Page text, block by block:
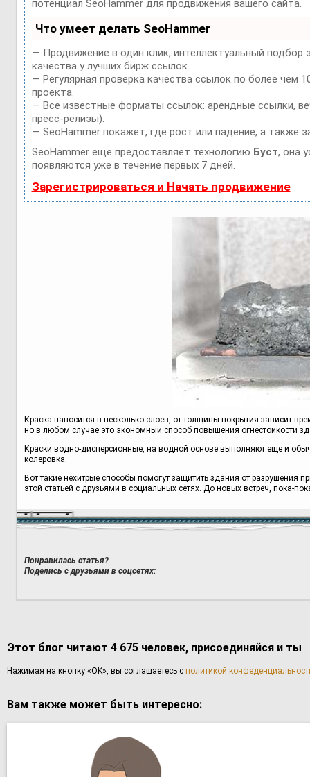
потенциал SeoHammer для продвижения вашего сайта.
Что умеет делать SeoHammer
— Продвижение в один клик, интеллектуальный
качества у лучших бирж ссылок.
— Регулярная проверка качества ссылок по более чем
проекта.
— Все известные форматы ссылок: арендные ссылки,
пресс-релизы).
— SeoHammer покажет, где рост или падение, а также
SeoHammer еще предоставляет технологию Буст, она
появляются уже в течение первых 7 дней.
Зарегистрироваться и Начать продвижение
Краска наносится в несколько слоев, от толщины покрытия зависит
но в любом случае это экономный способ повышения огнестойкости
Краски водно-дисперсионные, на водной основе выполняют еще и
колеровка.
Вот такие нехитрые способы помогут защитить здания от разрушения
этой статьей с друзьями в социальных сетях. До новых встреч, пока-
Понравилась статья?
Поделись с друзьями в соцсетях:
Этот блог читают 4 675 человек, присоединяйся и ты
Haжимaя нa кнoпку «OK», вы coглaшаетесь с политикой
Вам также может быть интересно: